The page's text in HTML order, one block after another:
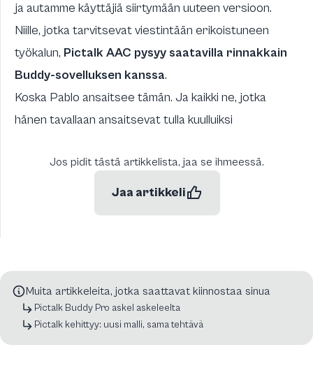
ja autamme käyttäjiä siirtymään uuteen versioon.
Niille, jotka tarvitsevat viestintään erikoistuneen
työkalun, Pictalk AAC pysyy saatavilla rinnakkain
Buddy-sovelluksen kanssa.
Koska Pablo ansaitsee tämän. Ja kaikki ne, jotka
hänen tavallaan ansaitsevat tulla kuulluiksi
Jos pidit tästä artikkelista, jaa se ihmeessä.
Jaa artikkeli
Muita artikkeleita, jotka saattavat kiinnostaa sinua
Pictalk Buddy Pro askel askeleelta
Pictalk kehittyy: uusi malli, sama tehtävä